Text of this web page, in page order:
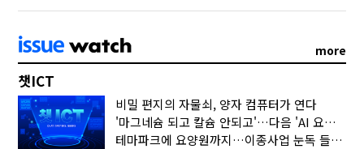
more
챗ICT
비밀 편지의 자물쇠, 양자 컴퓨터가 연다
'마그네슘 되고 칼슘 안되고'…다음 'AI 요약' 갈 길은
테마파크에 요양원까지…이종사업 눈독 들이는 게임사